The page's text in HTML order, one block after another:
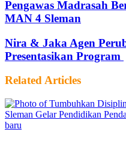
Pengawas Madrasah
MAN 4 Sleman
Nira & Jaka Agen
Presentasikan Program
Related Articles